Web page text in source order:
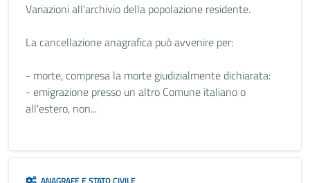
Variazioni all'archivio della popolazione residente.
La cancellazione anagrafica può avvenire per:
- morte, compresa la morte giudizialmente dichiarata:
- emigrazione presso un altro Comune italiano o
all'estero, non...